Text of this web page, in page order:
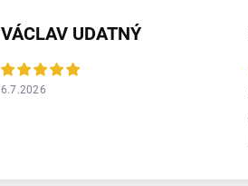
VÁCLAV UDATNÝ
6.7.2026